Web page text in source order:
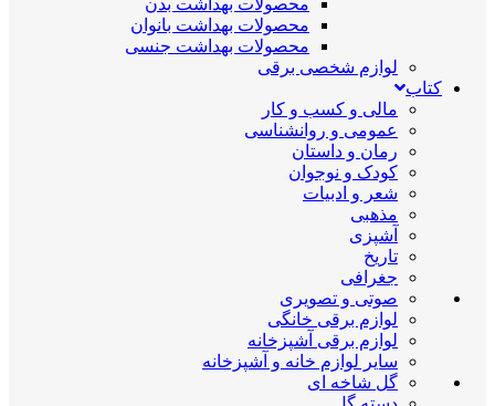
محصولات بهداشت بدن
محصولات بهداشت بانوان
محصولات بهداشت جنسی
لوازم شخصی برقی
کتاب
مالی و کسب و کار
عمومی و روانشناسی
رمان و داستان
کودک و نوجوان
شعر و ادبیات
مذهبی
آشپزی
تاریخ
جغرافی
صوتی و تصویری
لوازم برقی خانگی
لوازم برقی آشپزخانه
سایر لوازم خانه و آشپزخانه
گل شاخه ای